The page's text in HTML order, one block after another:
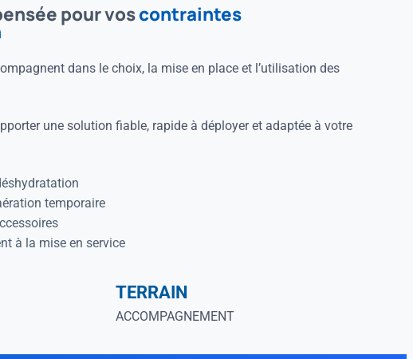
pour voscontraintes
dans le choix, la mise en place et l’utilisation des
une solution fiable, rapide à déployer et adaptée à votre
temporaire
à la mise en service
TERRAIN
ACCOMPAGNEMENT